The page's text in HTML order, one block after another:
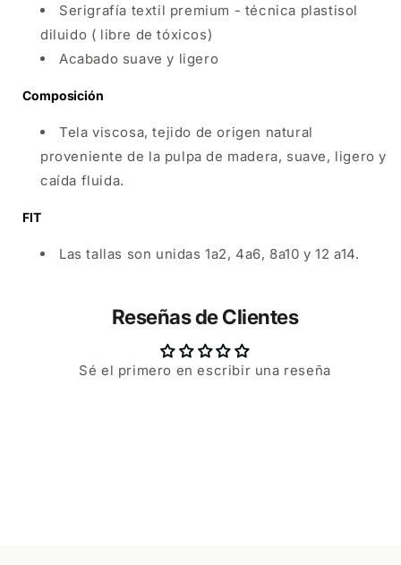
Serigrafía textil premium - técnica plastisol
diluido ( libre de tóxicos)
Acabado suave y ligero
Composición
Tela viscosa, tejido de origen natural
proveniente de la pulpa de madera, suave, ligero y
caída fluida.
FIT
Las tallas son unidas 1a2, 4a6, 8a10 y 12 a14.
Reseñas de Clientes
Sé el primero en escribir una reseña